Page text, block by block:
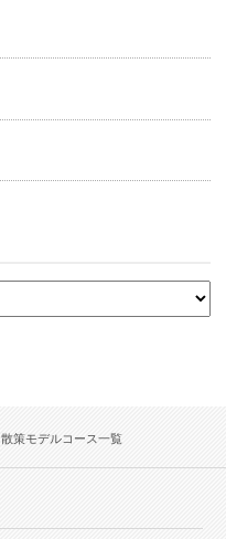
散策モデルコース一覧